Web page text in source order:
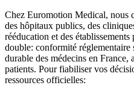
Chez Euromotion Medical, nous
des hôpitaux publics, des
rééducation et des
double: conformité
durable des médecins en France,
patients. Pour fiabiliser vos
ressources officielles: